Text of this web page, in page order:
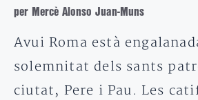
per Mercè Alonso Juan-Muns
Avui Roma està
solemnitat dels sants
ciutat, Pere i Pau. Les